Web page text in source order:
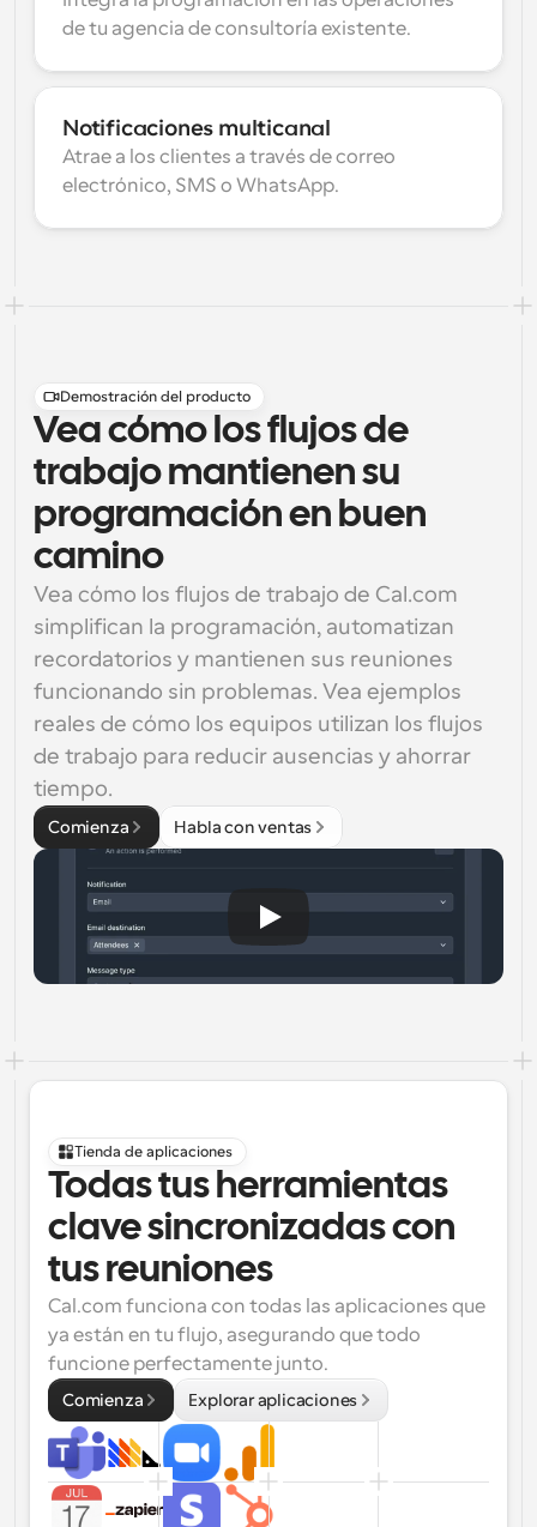
de tu agencia de consultoría existente.
Notificaciones multicanal
Atrae a los clientes a través de correo
electrónico, SMS o WhatsApp.
Demostración del producto
Vea cómo los flujos de
trabajo mantienen su
programación en buen
camino
Vea cómo los flujos de trabajo de Cal.com
simplifican la programación, automatizan
recordatorios y mantienen sus reuniones
funcionando sin problemas. Vea ejemplos
reales de cómo los equipos utilizan los flujos
de trabajo para reducir ausencias y ahorrar
tiempo.
Comienza Habla con ventas
Tienda de aplicaciones
Todas tus herramientas
clave sincronizadas con
tus reuniones
Cal.com funciona con todas las aplicaciones que
ya están en tu flujo, asegurando que todo
funcione perfectamente junto.
Comienza Explorar aplicaciones